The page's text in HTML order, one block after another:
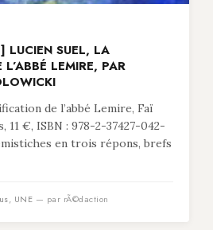
LUCIEN SUEL, LA
LEMIRE, PAR
de l’abbé Lemire, Faï
11 €, ISBN : 978-2-37427-042-
en trois répons, brefs
, UNE — par rÃ©daction